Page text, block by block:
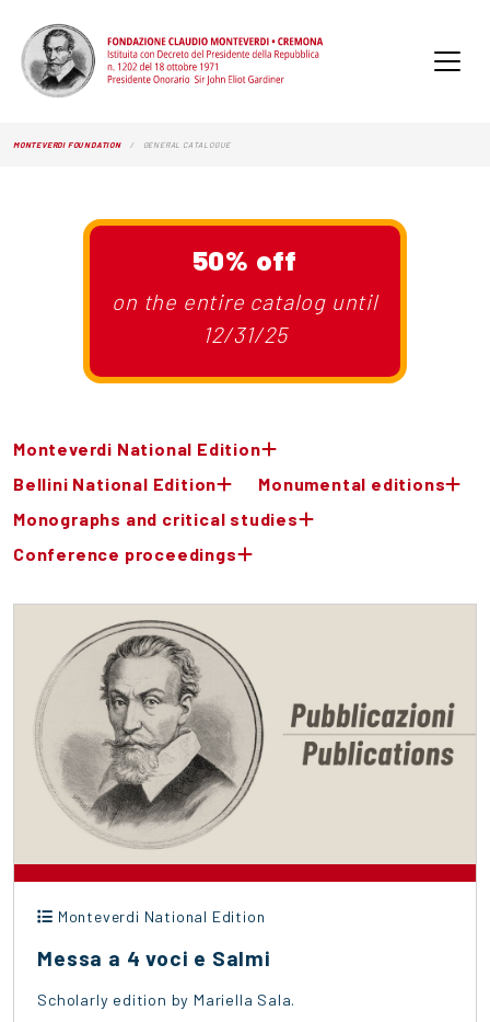
MONTEVERDI FOUNDATION GENERAL CATALOGUE
50% off
on the entire catalog until
12/31/25
Monteverdi National Edition
Bellini National Edition
Monumental editions
Monographs and critical studies
Conference proceedings
Monteverdi National Edition
Messa a 4 voci e Salmi
Scholarly edition by Mariella Sala.